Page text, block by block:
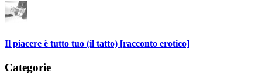
Il piacere è tutto tuo (il tatto) [racconto erotico]
Categorie